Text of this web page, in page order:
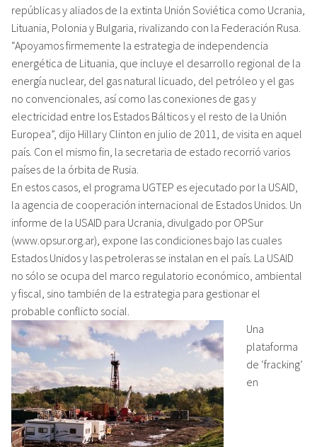
repúblicas y aliados de la extinta Unión Soviética como Ucrania,
Lituania, Polonia y Bulgaria, rivalizando con la Federación Rusa.
“Apoyamos firmemente la estrategia de independencia
energética de Lituania, que incluye el desarrollo regional de la
energía nuclear, del gas natural licuado, del petróleo y el gas
no convencionales, así como las conexiones de gas y
electricidad entre los Estados Bálticos y el resto de la Unión
Europea”, dijo Hillary Clinton en julio de 2011, de visita en aquel
país. Con el mismo fin, la secretaria de estado recorrió varios
países de la órbita de Rusia.
En estos casos, el programa UGTEP es ejecutado por la USAID,
la agencia de cooperación internacional de Estados Unidos. Un
informe de la USAID para Ucrania, divulgado por OPSur
(www.opsur.org.ar), expone las condiciones bajo las cuales
Estados Unidos y las petroleras se instalan en el país. La USAID
no sólo se ocupa del marco regulatorio económico, ambiental
y fiscal, sino también de la estrategia para gestionar el
probable conflicto social.
Una
plataforma
de ‘fracking’
en